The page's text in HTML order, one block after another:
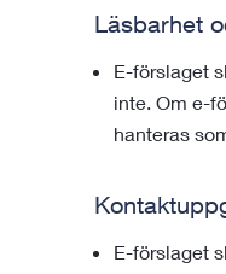
Läsbarhet
E-förslaget
inte. Om e-
hanteras
E-förslaget